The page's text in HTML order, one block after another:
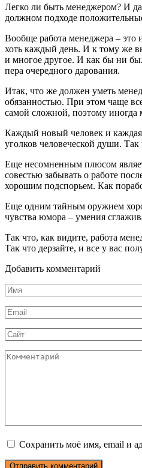
Легко ли быть менеджером? И
должном подходе
Вообще работа менеджера – это
хоть каждый день. И к тому же
и многое другое. И как бы ни был
пера очередного дарования.
Итак, что же должен уметь
обязанностью. При этом чаще
самой сложной, поэтому иногда
Каждый новый человек и каждая
уголков человеческой души.
Еще несомненным плюсом
совестью забывать о работе
хорошим подспорьем. Как
Еще одним тайным оружием
чувства юмора – умения
Так что, как видите, работа
Так что дерзайте, и все у вас
Добавить комментарий
Имя
*
Email
*
Сайт
Комментарий
Сохранить моё имя, email и